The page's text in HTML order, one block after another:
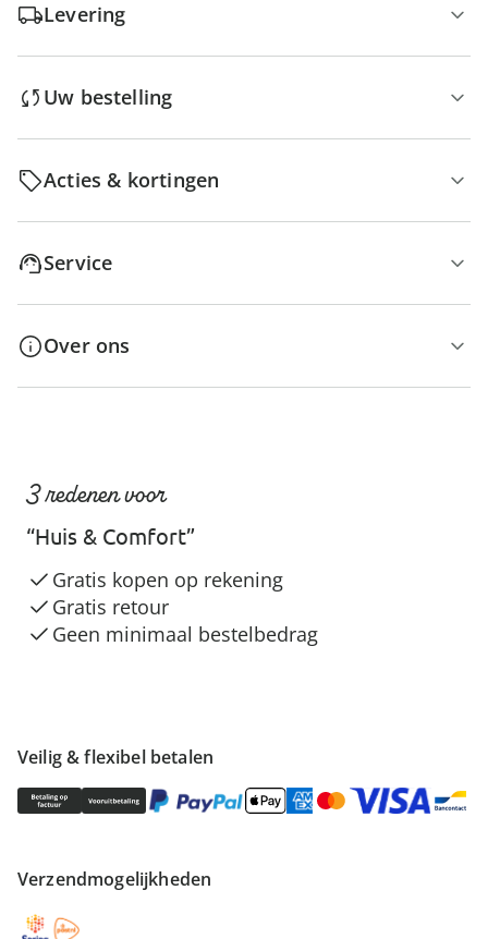
Levering
Uw bestelling
Acties & kortingen
Service
Over ons
Veilig & flexibel betalen
Verzendmogelijkheden
3 redenen voor
“Huis & Comfort”
Gratis kopen op rekening
Gratis retour
Geen minimaal bestelbedrag